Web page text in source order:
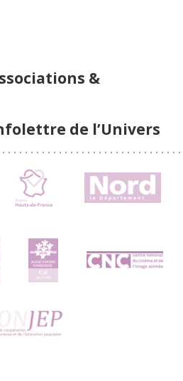
&
de l’Univers